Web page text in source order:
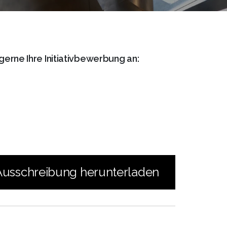
Ihre Initiativbewerbung an:
herunterladen